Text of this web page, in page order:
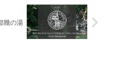
幾の湯